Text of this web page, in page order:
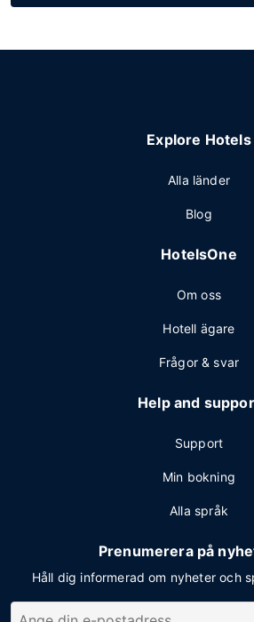
Explore Hotels
Alla länder
Blog
HotelsOne
Om oss
Hotell ägare
Frågor & svar
Help and
Support
Min bokning
Alla språk
Prenumerera på
Håll dig informerad om nyheter och